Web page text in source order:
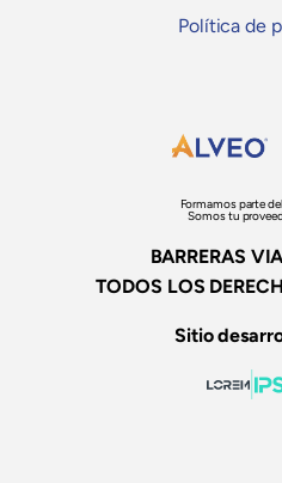
Política de
Formamos parte del
Somos tu
BARRERAS
TODOS LOS
Sitio